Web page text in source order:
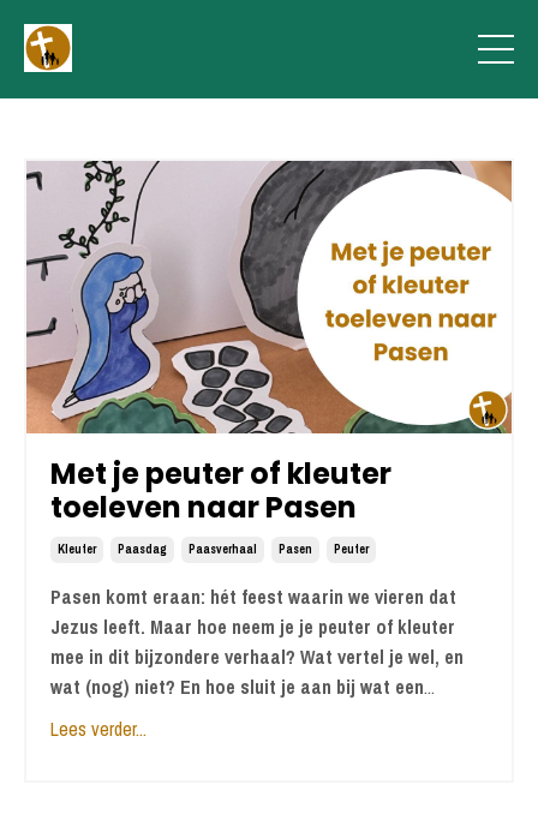
Met je peuter of kleuter
toeleven naar Pasen
Kleuter Paasdag Paasverhaal Pasen Peuter
Pasen komt eraan: hét feest waarin we vieren dat
Jezus leeft. Maar hoe neem je je peuter of kleuter
mee in dit bijzondere verhaal? Wat vertel je wel, en
wat (nog) niet? En hoe sluit je aan bij wat een...
Lees verder...